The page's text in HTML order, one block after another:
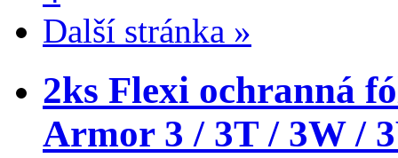
Další stránka »
2ks Flexi ochranná
Armor 3 / 3T / 3W /